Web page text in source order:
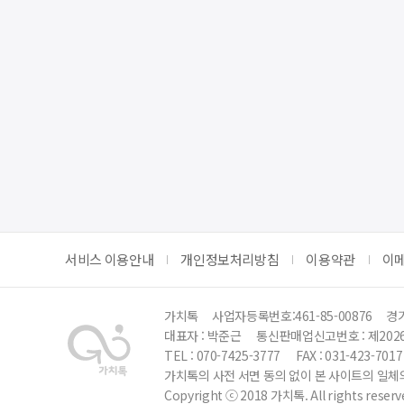
서비스 이용안내 개인정보처리방침 이용약관 이
가치톡 사업자등록번호:461-85-00876
경
대표자 : 박준근
통신판매업신고번호 : 제
TEL : 070-7425-3777
FAX : 031-423-7017
가치톡의 사전 서면 동의 없이 본 사이트의 일
Copyright ⓒ 2018 가치톡. All rights